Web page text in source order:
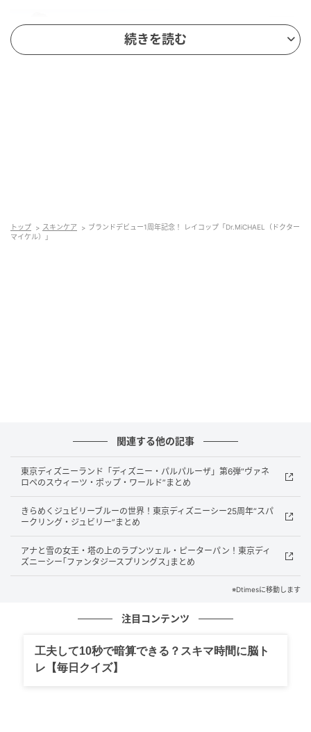
ジング」を広めてくれる方
10年後も自分らしく輝き続けるために、今から未来の
自分のための健康に投資するという発想が特徴です。
続きを読む
トップ スキンケア
ブランドデビュー1周年記念！ レイコップ「Dr.MiCHAEL（ドクター
マイケル）」
関連する他の記事
東京ディズニーランド「ディズニー・パルパルーザ」第6弾“ヴァネ
ロペのスウィーツ・ポップ・ワールド”まとめ
きらめくジュビリーブルーの世界！東京ディズニーシー25周年“スパ
ークリング・ジュビリー”まとめ
アナと雪の女王・塔の上のラプンツェル・ピーターパン！東京ディ
ズニーシー｢ファンタジースプリングス｣まとめ
※Dtimesに移動します
注目コンテンツ
工夫して10秒で暗算できる？スキマ時間に脳ト
レ【毎日クイズ】